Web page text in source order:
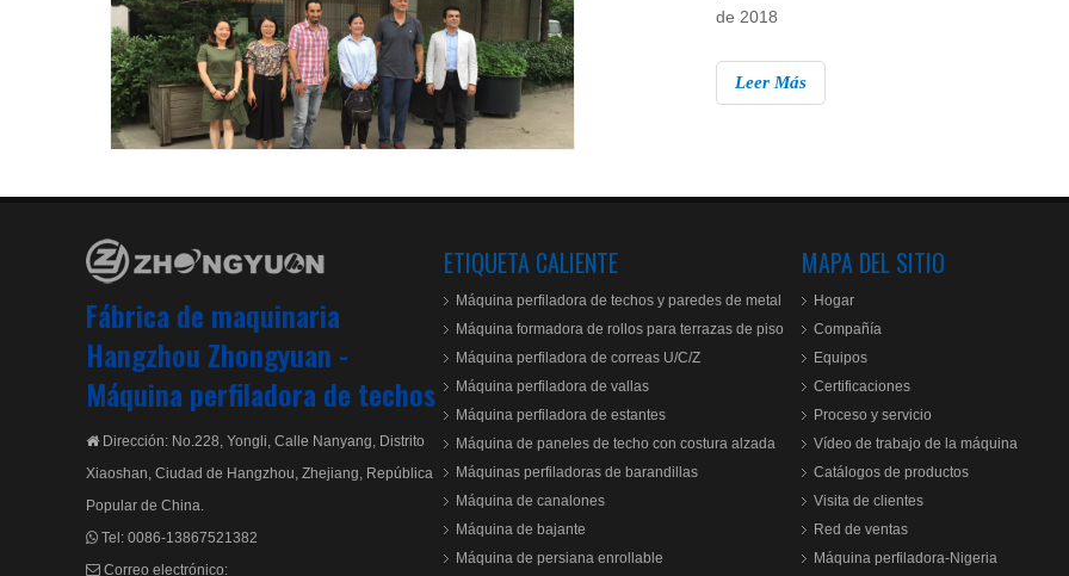
de 2018
Leer Más
Fábrica de maquinaria
Hangzhou Zhongyuan -
Máquina perfiladora de techos
 Dirección: No.228, Yongli, Calle Nanyang, Distrito
Xiaoshan, Ciudad de Hangzhou, Zhejiang, República
Popular de China.
 Tel: 0086-13867521382
 Correo electrónico:
ETIQUETA CALIENTE
Máquina perfiladora de techos y paredes de metal
Máquina formadora de rollos para terrazas de piso
Máquina perfiladora de correas U/C/Z
Máquina perfiladora de vallas
Máquina perfiladora de estantes
Máquina de paneles de techo con costura alzada
Máquinas perfiladoras de barandillas
Máquina de canalones
Máquina de bajante
Máquina de persiana enrollable
MAPA DEL SITIO
Hogar
Compañía
Equipos
Certificaciones
Proceso y servicio
Vídeo de trabajo de la máquina
Catálogos de productos
Visita de clientes
Red de ventas
Máquina perfiladora-Nigeria